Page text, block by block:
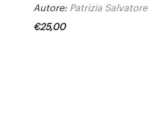
Autore: Patrizia Salvatore
€25,00